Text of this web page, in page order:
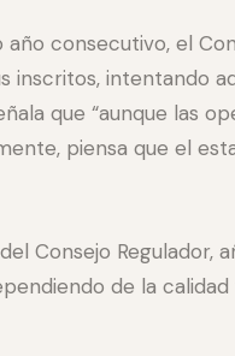
consecutivo, el
inscritos, intentando
que “aunque las
piensa que el
Consejo Regulador,
de la